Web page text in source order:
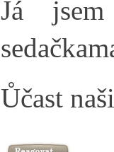
Já
Ůčast